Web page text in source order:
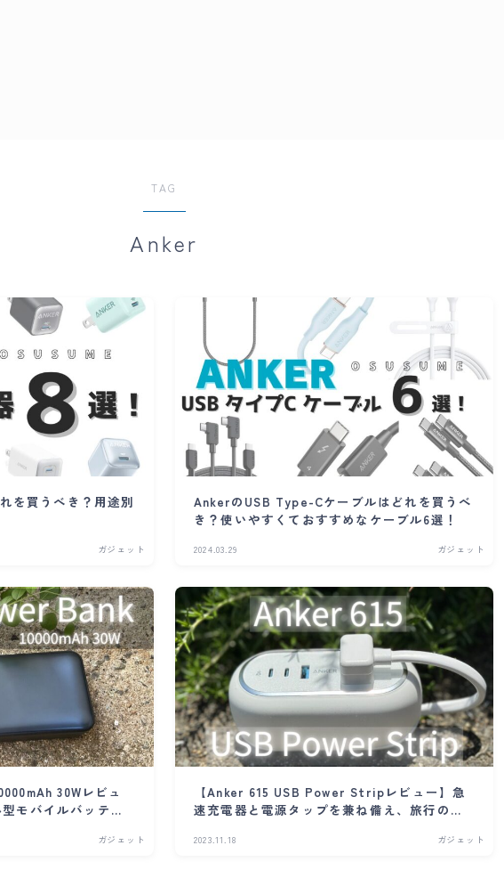
TAG
Anker
を買うべき？用途別
ガジェット
AnkerのUSB Type-Cケーブルはどれを買うべ
き？使いやすくておすすめなケーブル6選！
2024.03.29 ガジェット
30Wレビュ
モバイルバッテリ
ガジェット
【Anker 615 USB Power Stripレビュー】急
速充電器と電源タップを兼ね備え、旅行のお
2023.11.18 ガジェット